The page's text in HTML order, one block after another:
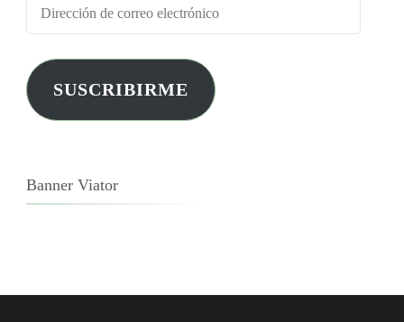
SUSCRIBIRME
Banner Viator